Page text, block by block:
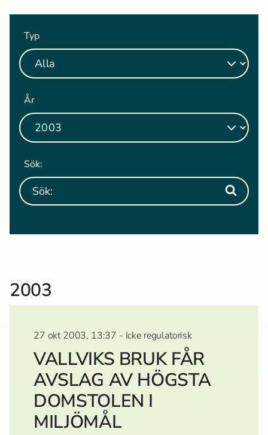
Typ
År
Sök:
2003
27 okt 2003, 13:37 - Icke regulatorisk
VALLVIKS BRUK FÅR
AVSLAG AV HÖGSTA
DOMSTOLEN I
MILJÖMÅL